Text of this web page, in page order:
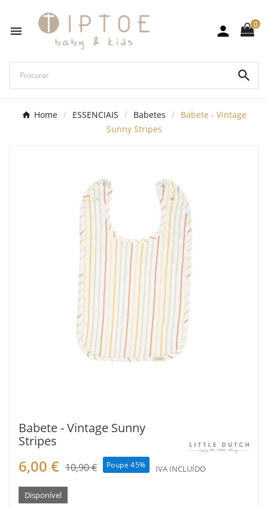
  0

Home ESSENCIAIS Babetes
Babete - Vintage
Sunny Stripes
Babete - Vintage Sunny
Stripes
6,00 € 10,90 € Poupe 45% IVA INCLUÍDO
Disponível